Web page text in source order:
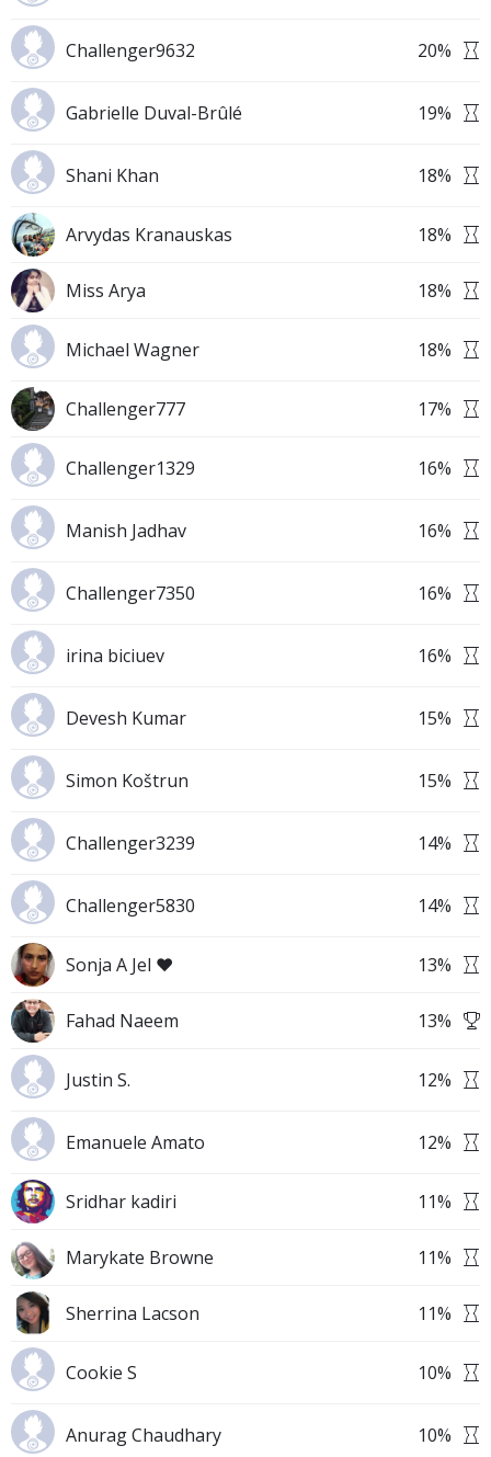
Challenger9632 20%
Gabrielle Duval-Brûlé 19%
Shani Khan 18%
Arvydas Kranauskas 18%
Miss Arya 18%
Michael Wagner 18%
Challenger777 17%
Challenger1329 16%
Manish Jadhav 16%
Challenger7350 16%
irina biciuev 16%
Devesh Kumar 15%
Simon Koštrun 15%
Challenger3239 14%
Challenger5830 14%
Sonja A Jel ❤️ 13%
Fahad Naeem 13%
Justin S. 12%
Emanuele Amato 12%
Sridhar kadiri 11%
Marykate Browne 11%
Sherrina Lacson 11%
Cookie S 10%
Anurag Chaudhary 10%